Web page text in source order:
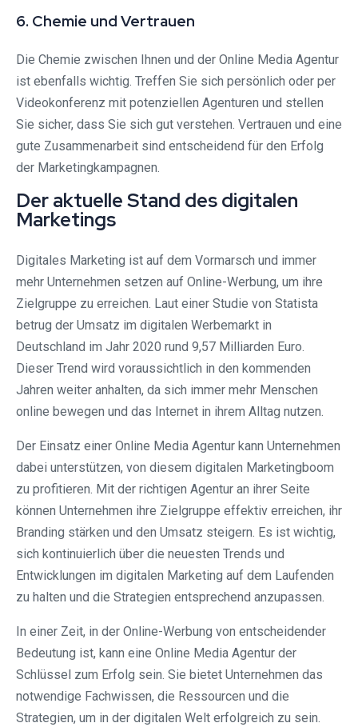
6. Chemie und Vertrauen
Die Chemie zwischen Ihnen und der Online Media Agentur
ist ebenfalls wichtig. Treffen Sie sich persönlich oder per
Videokonferenz mit potenziellen Agenturen und stellen
Sie sicher, dass Sie sich gut verstehen. Vertrauen und eine
gute Zusammenarbeit sind entscheidend für den Erfolg
der Marketingkampagnen.
Der aktuelle Stand des digitalen
Marketings
Digitales Marketing ist auf dem Vormarsch und immer
mehr Unternehmen setzen auf Online-Werbung, um ihre
Zielgruppe zu erreichen. Laut einer Studie von Statista
betrug der Umsatz im digitalen Werbemarkt in
Deutschland im Jahr 2020 rund 9,57 Milliarden Euro.
Dieser Trend wird voraussichtlich in den kommenden
Jahren weiter anhalten, da sich immer mehr Menschen
online bewegen und das Internet in ihrem Alltag nutzen.
Der Einsatz einer Online Media Agentur kann Unternehmen
dabei unterstützen, von diesem digitalen Marketingboom
zu profitieren. Mit der richtigen Agentur an ihrer Seite
können Unternehmen ihre Zielgruppe effektiv erreichen, ihr
Branding stärken und den Umsatz steigern. Es ist wichtig,
sich kontinuierlich über die neuesten Trends und
Entwicklungen im digitalen Marketing auf dem Laufenden
zu halten und die Strategien entsprechend anzupassen.
In einer Zeit, in der Online-Werbung von entscheidender
Bedeutung ist, kann eine Online Media Agentur der
Schlüssel zum Erfolg sein. Sie bietet Unternehmen das
notwendige Fachwissen, die Ressourcen und die
Strategien, um in der digitalen Welt erfolgreich zu sein.